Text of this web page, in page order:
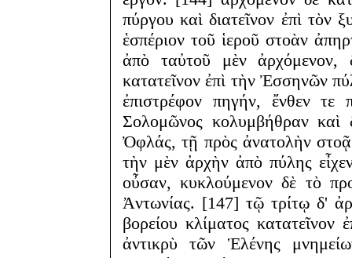
πύργου καὶ διατεῖνον ἐπὶ τὸν
ἑσπέριον τοῦ ἱεροῦ στοὰν
ἀπὸ ταὐτοῦ μὲν
κατατεῖνον ἐπὶ τὴν Ἐσσηνῶν
ἐπιστρέφον πηγήν, ἔνθεν τε
Σολομῶνος κολυμβήθραν καὶ
Ὀφλάς, τῇ πρὸς ἀνατολὴν
τὴν μὲν ἀρχὴν ἀπὸ πύλης
οὖσαν, κυκλούμενον δὲ τὸ
Ἀντωνίας. [147] τῷ τρίτῳ δ'
βορείου κλίματος
ἀντικρὺ τῶν Ἑλένης